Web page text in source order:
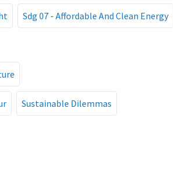
Sdg 07 - Affordable And Clean Energy
Sustainable Dilemmas